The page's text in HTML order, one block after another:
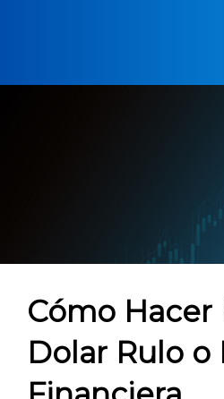
Cómo Hacer
Dolar Rulo o